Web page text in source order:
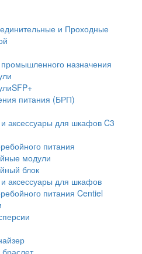
и Проходные
назначения
питания (БРП)
аксессуары для шкафов C3
питания
модули
блок
аксессуары для шкафов
питания Centiel
браслет